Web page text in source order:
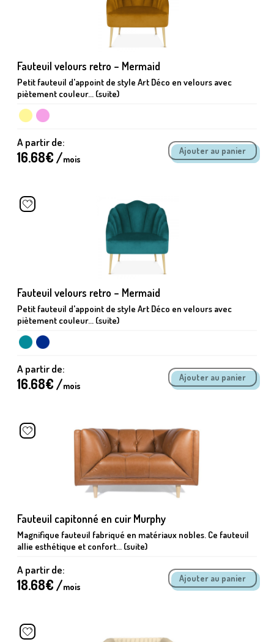
Fauteuil velours retro – Mermaid
Petit fauteuil d'appoint de style Art Déco en velours avec
piètement couleur... (suite)
A partir de:
16.68€ /mois
Fauteuil velours retro – Mermaid
Petit fauteuil d'appoint de style Art Déco en velours avec
piètement couleur... (suite)
A partir de:
16.68€ /mois
Fauteuil capitonné en cuir Murphy
Magnifique fauteuil fabriqué en matériaux nobles. Ce fauteuil
allie esthétique et confort... (suite)
A partir de:
18.68€ /mois